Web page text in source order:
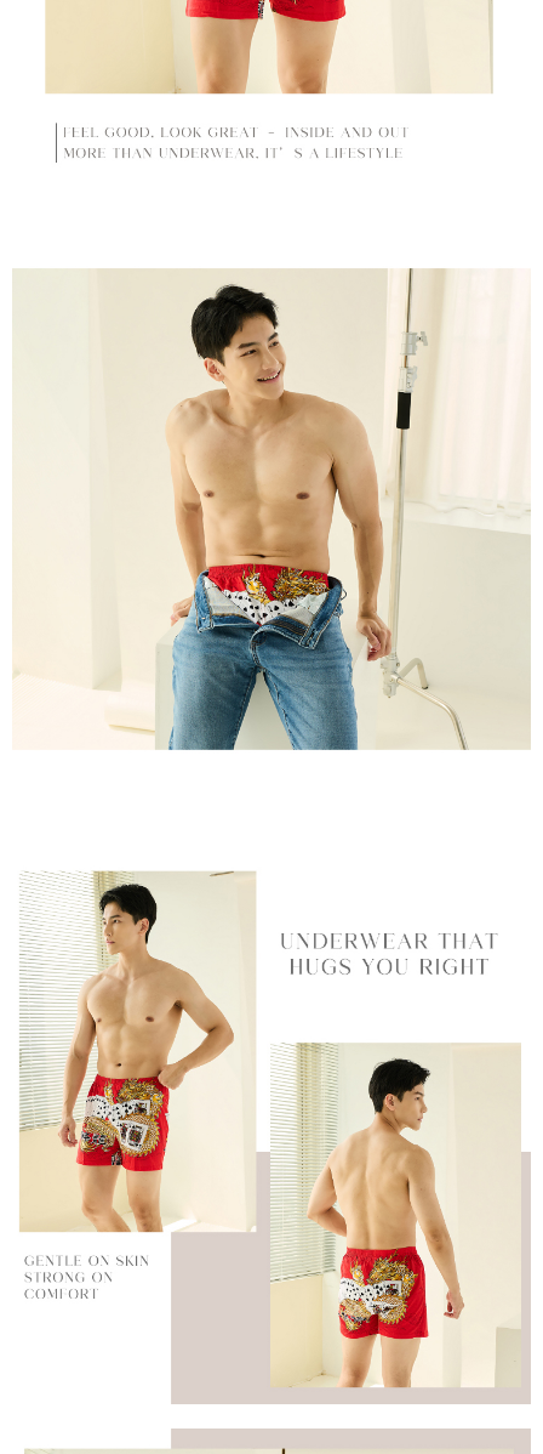
transaksi Gogo, selepas pengesahan nombor telefon, pilih bilangan
ansuran yang diingini, tarikh akhir pembayaran, dan setelah
mengesahkan pembayaran, transaksi akan selesai.
3. Jumlah kelulusan sebenar, bilangan ansuran dan jumlah bayaran
adalah berdasarkan halaman pengesahan transaksi seterusnya.
4. Dalam masa 30 minit selepas pesanan ditubuhkan, jika tidak pergi
untuk mengesahkan transaksi atau jika tidak lulus semakan, pesanan
akan dibatalkan secara automatik. Jika terdapat situasi "pindah untuk
1. Pembayaran ansuran tidak digabungkan dalam bil telekomunikasi,
"Pembayaran Ansuran Gogo" akan menghantar SMS peringatan
pembayaran selepas tarikh penyelesaian bulanan.
2. Melalui pautan SMS untuk membuka bil, anda boleh memilih untuk
membayar melalui "Kod bar kedai serbaneka / Kedai rasmi Taiwan
Mobile / Pemindahan bank / Pembayaran J街口 / iPASS MONEY" dan
1. Perkhidmatan ini disediakan oleh "Taiwan Mobile Co., Ltd." untuk
membolehkan pengguna membeli produk atau perkhidmatan melalui
perkhidmatan ini semasa transaksi, dan kedai akan menyerahkan hak
tuntutan harga jual/beli ansuran kepada syarikat ini untuk membayar bil
menggunakan bil syarikat ini.
2. Berdasarkan tujuan kontrak persetujuan pembayaran menggunakan
"Pembayaran Ansuran Gogo", kedai akan memberikan maklumat peribadi
anda (termasuk nama, telefon atau alamat) kepada Taiwan Mobile untuk
pengumpulan, pemprosesan dan penggunaan, untuk pengesahan,
semakan dan pembetulan data yang diperlukan untuk bil ansuran oleh
3. Sila baca syarat perkhidmatan pengguna secara lengkap melalui
pautan berikut: https://oppay.tw/userRule